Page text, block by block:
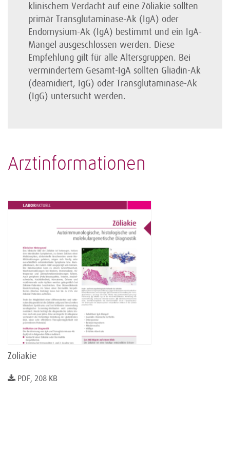
klinischem Verdacht auf eine Zöliakie sollten
primär Transglutaminase-Ak (IgA) oder
Endomysium-Ak (IgA) bestimmt und ein IgA-
Mangel ausgeschlossen werden. Diese
Empfehlung gilt für alle Altersgruppen. Bei
vermindertem Gesamt-IgA sollten Gliadin-Ak
(deamidiert, IgG) oder Transglutaminase-Ak
(IgG) untersucht werden.
Arztinformationen
Zöliakie
PDF, 208 KB